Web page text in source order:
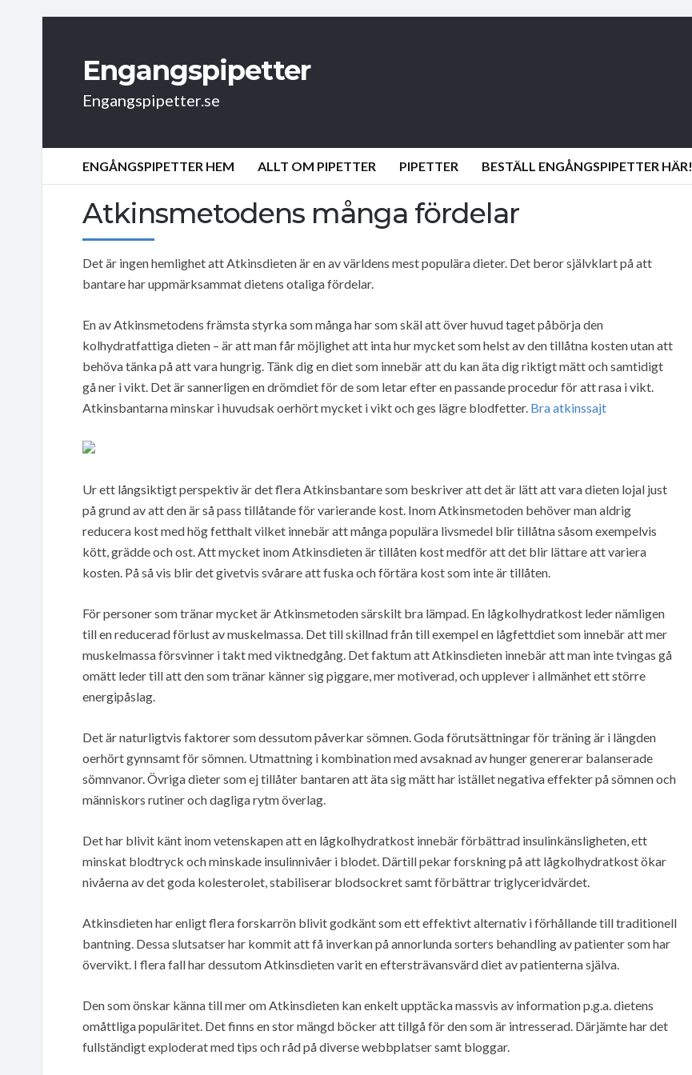
Engangspipetter
Engangspipetter.se
ENGÅNGSPIPETTER HEM ALLT OM PIPETTER PIPETTER BESTÄLL ENGÅNGSPIPETTER HÄR!
Atkinsmetodens många fördelar
Det är ingen hemlighet att Atkinsdieten är en av världens mest populära dieter. Det beror självklart på att
bantare har uppmärksammat dietens otaliga fördelar.
En av Atkinsmetodens främsta styrka som många har som skäl att över huvud taget påbörja den
kolhydratfattiga dieten – är att man får möjlighet att inta hur mycket som helst av den tillåtna kosten utan att
behöva tänka på att vara hungrig. Tänk dig en diet som innebär att du kan äta dig riktigt mätt och samtidigt
gå ner i vikt. Det är sannerligen en drömdiet för de som letar efter en passande procedur för att rasa i vikt.
Atkinsbantarna minskar i huvudsak oerhört mycket i vikt och ges lägre blodfetter. Bra atkinssajt
Ur ett långsiktigt perspektiv är det flera Atkinsbantare som beskriver att det är lätt att vara dieten lojal just
på grund av att den är så pass tillåtande för varierande kost. Inom Atkinsmetoden behöver man aldrig
reducera kost med hög fetthalt vilket innebär att många populära livsmedel blir tillåtna såsom exempelvis
kött, grädde och ost. Att mycket inom Atkinsdieten är tillåten kost medför att det blir lättare att variera
kosten. På så vis blir det givetvis svårare att fuska och förtära kost som inte är tillåten.
För personer som tränar mycket är Atkinsmetoden särskilt bra lämpad. En lågkolhydratkost leder nämligen
till en reducerad förlust av muskelmassa. Det till skillnad från till exempel en lågfettdiet som innebär att mer
muskelmassa försvinner i takt med viktnedgång. Det faktum att Atkinsdieten innebär att man inte tvingas gå
omätt leder till att den som tränar känner sig piggare, mer motiverad, och upplever i allmänhet ett större
energipåslag.
Det är naturligtvis faktorer som dessutom påverkar sömnen. Goda förutsättningar för träning är i längden
oerhört gynnsamt för sömnen. Utmattning i kombination med avsaknad av hunger genererar balanserade
sömnvanor. Övriga dieter som ej tillåter bantaren att äta sig mätt har istället negativa effekter på sömnen och
människors rutiner och dagliga rytm överlag.
Det har blivit känt inom vetenskapen att en lågkolhydratkost innebär förbättrad insulinkänsligheten, ett
minskat blodtryck och minskade insulinnivåer i blodet. Därtill pekar forskning på att lågkolhydratkost ökar
nivåerna av det goda kolesterolet, stabiliserar blodsockret samt förbättrar triglyceridvärdet.
Atkinsdieten har enligt flera forskarrön blivit godkänt som ett effektivt alternativ i förhållande till traditionell
bantning. Dessa slutsatser har kommit att få inverkan på annorlunda sorters behandling av patienter som har
övervikt. I flera fall har dessutom Atkinsdieten varit en eftersträvansvärd diet av patienterna själva.
Den som önskar känna till mer om Atkinsdieten kan enkelt upptäcka massvis av information p.g.a. dietens
omåttliga populäritet. Det finns en stor mängd böcker att tillgå för den som är intresserad. Därjämte har det
fullständigt exploderat med tips och råd på diverse webbplatser samt bloggar.